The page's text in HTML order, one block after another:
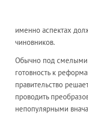
именно аспектах
чиновников.
Обычно под смелыми
готовность к
правительство
проводить
непопулярными